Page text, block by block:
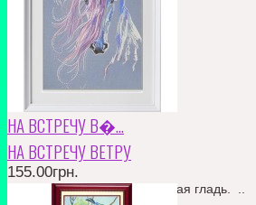
НА ВСТРЕЧУ В�...
НА ВСТРЕЧУ ВЕТРУ
155.00грн.
частичная вышивка , бисерная гладь. ..